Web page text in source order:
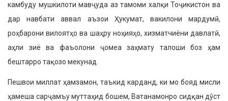
камбуду мушкилоти мавҷуда аз тамоми халқи Тоҷикистон ва
дар навбати аввал аъзои Ҳукумат, вакилони мардумӣ,
роҳбарони вилоятҳо ва шаҳру ноҳи­яҳо, хизматчиёни давлатӣ,
аҳли зиё ва фаъолони ҷомеа заҳмату талоши боз ҳам
бештарро тақозо мекунад.
Пешвои миллат ҳамзамон, таъкид карданд, ки мо бояд мисли
ҳамеша сарҷамъу муттаҳид бошем, Ватана­монро сидқан дӯст